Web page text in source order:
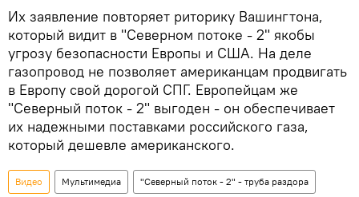
Их заявление повторяет риторику Вашингтона,
который видит в "Северном потоке - 2" якобы
угрозу безопасности Европы и США. На деле
газопровод не позволяет американцам продвигать
в Европу свой дорогой СПГ. Европейцам же
"Северный поток - 2" выгоден - он обеспечивает
их надежными поставками российского газа,
который дешевле американского.
Видео Мультимедиа "Северный поток - 2" - труба раздора